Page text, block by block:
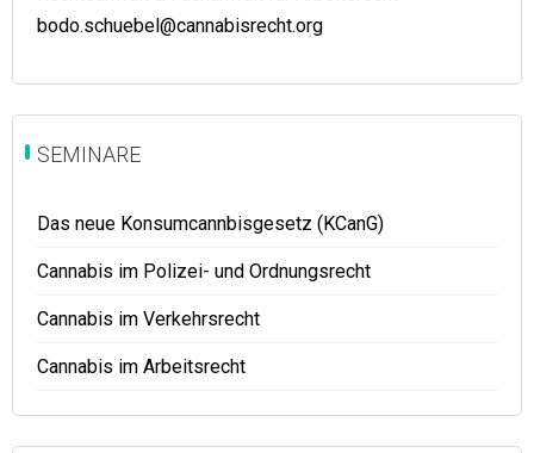
bodo.schuebel@cannabisrecht.org
SEMINARE
Das neue Konsumcannbisgesetz (KCanG)
Cannabis im Polizei- und Ordnungsrecht
Cannabis im Verkehrsrecht
Cannabis im Arbeitsrecht